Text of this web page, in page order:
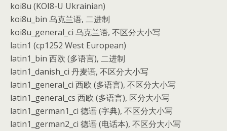
koi8u (KOI8-U Ukrainian)
koi8u_bin 乌克兰语, 二进制
koi8u_general_ci 乌克兰语, 不区分大小写
latin1 (cp1252 West European)
latin1_bin 西欧 (多语言), 二进制
latin1_danish_ci 丹麦语, 不区分大小写
latin1_general_ci 西欧 (多语言), 不区分大小写
latin1_general_cs 西欧 (多语言), 区分大小写
latin1_german1_ci 德语 (字典), 不区分大小写
latin1_german2_ci 德语 (电话本), 不区分大小写